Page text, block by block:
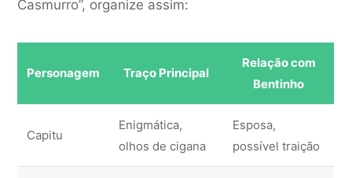
Casmurro”, organize assim:
Personagem Traço Principal
Relação com
Bentinho
Capitu
Enigmática,
olhos de cigana
Esposa,
possível traição